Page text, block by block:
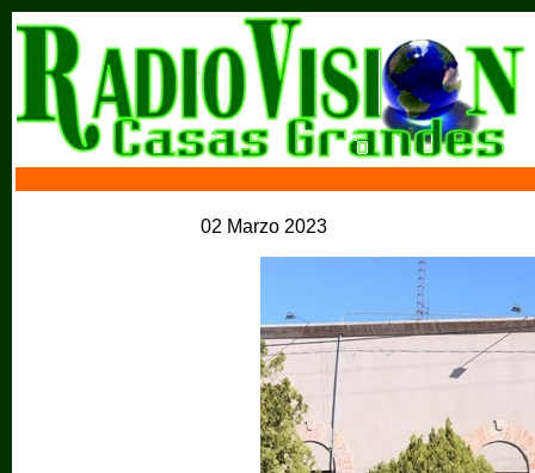
02 Marzo 2023